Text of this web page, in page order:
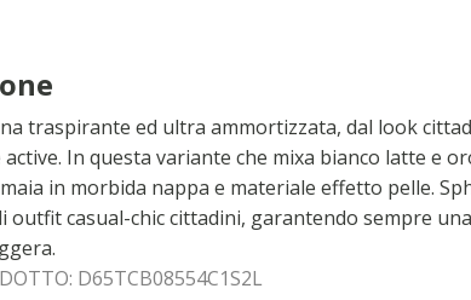
traspirante ed ultra ammortizzata, dal look
In questa variante che mixa bianco latte e
in morbida nappa e materiale effetto pelle.
outfit casual-chic cittadini, garantendo sempre
D65TCB08554C1S2L